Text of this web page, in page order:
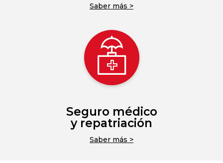
Saber más >
Seguro médico
y repatriación
Saber más >